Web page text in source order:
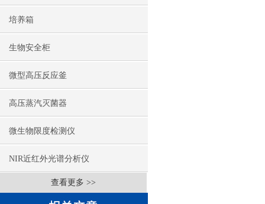
培养箱
生物安全柜
微型高压反应釜
高压蒸汽灭菌器
微生物限度检测仪
NIR近红外光谱分析仪
查看更多 >>